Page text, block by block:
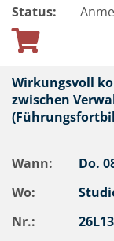
Status:
Wirkungsvoll
zwischen
Wann: Do.
Wo:
Nr.: